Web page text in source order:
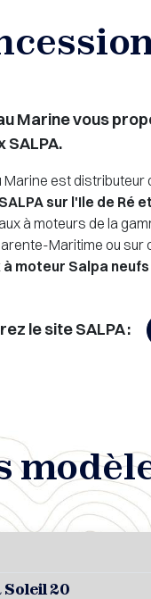
Marine vous
SALPA.
Marine est distributeur
SALPA sur l'Ile de Ré
à moteurs de la
Maritime ou
moteur Salpa
le site SALPA :
Soleil 20